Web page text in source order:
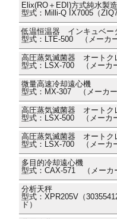
Elix(RO＋EDI)方式純水製
型式：Milli-Q IX7005（
低温恒温器 インキュベー
型式：LTE-500 （メーカ
高圧蒸気滅菌器 オートク
型式：LSX-700 （メーカ
微量高速冷却遠心機
型式：MX-307 （メーカー
高圧蒸気滅菌器 オートク
型式：LSX-500 （メーカ
高圧蒸気滅菌器 オートク
型式：LSX-700 （メーカ
多目的冷却遠心機
型式：CAX-571 （メーカ
分析天秤
型式：XPR205V（
ド）